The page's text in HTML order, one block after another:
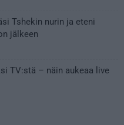
Tshekin nurin ja eteni
jälkeen
TV:stä – näin aukeaa live